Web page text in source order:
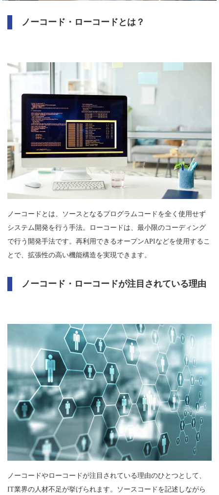
ノーコード・ローコードとは？
ノーコードとは、ソースとなるプログラムコードを全く使用せず
システム開発を行う手法。ローコードは、最小限のコーディング
で行う開発手法です。再利用できるオープンAPIなどを使用するこ
とで、拡張性の高い機能構造を実現できます。
ノーコード・ローコードが注目されている理由
ノーコードやローコードが注目されている理由のひとつとして、
IT業界の人材不足が挙げられます。ソースコードを記述しながら